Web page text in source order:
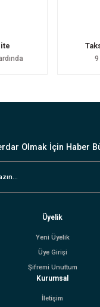
9
Olmak İçin Haber
Üyelik
Yeni Üyelik
Üye Girişi
Şifremi Unuttum
Kurumsal
İletişim